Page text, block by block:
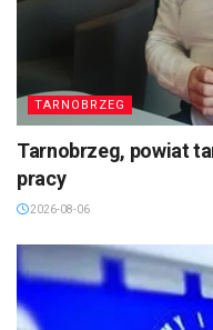
TARNOBRZEG
Tarnobrzeg, powiat
pracy
2026-08-06